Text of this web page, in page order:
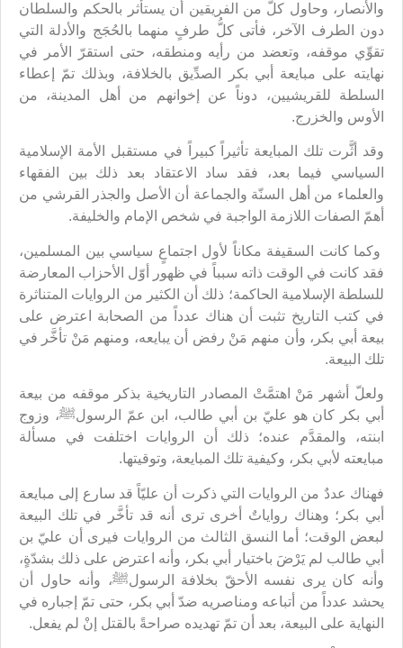
والأنصار، وحاول كلٌّ من الفريقين أن يستأثر بالحكم والسلطان
دون الطرف الآخر، فأتى كلُّ طرفٍ منهما بالحُجَج والأدلة التي
تقوِّي موقفه، وتعضد من رأيه ومنطقه، حتى استقرّ الأمر في
نهايته على مبايعة أبي بكر الصدِّيق بالخلافة، وبذلك تمّ إعطاء
السلطة للقريشيين، دوناً عن إخوانهم من أهل المدينة، من
الأوس والخزرج.
وقد أثَّرت تلك المبايعة تأثيراً كبيراً في مستقبل الأمة الإسلامية
السياسي فيما بعد، فقد ساد الاعتقاد بعد ذلك بين الفقهاء
والعلماء من أهل السنّة والجماعة أن الأصل والجذر القرشي من
أهمّ الصفات اللازمة الواجبة في شخص الإمام والخليفة.
وكما كانت السقيفة مكاناً لأول اجتماعٍ سياسي بين المسلمين،
فقد كانت في الوقت ذاته سبباً في ظهور أوّل الأحزاب المعارضة
للسلطة الإسلامية الحاكمة؛ ذلك أن الكثير من الروايات المتناثرة
في كتب التاريخ تثبت أن هناك عدداً من الصحابة اعترض على
بيعة أبي بكر، وأن منهم مَنْ رفض أن يبايعه، ومنهم مَنْ تأخَّر في
تلك البيعة.
ولعلّ أشهر مَنْ اهتمَّتْ المصادر التاريخية بذكر موقفه من بيعة
أبي بكر كان هو عليّ بن أبي طالب، ابن عمّ الرسولﷺ، وزوج
ابنته، والمقدَّم عنده؛ ذلك أن الروايات اختلفت في مسألة
مبايعته لأبي بكر، وكيفية تلك المبايعة، وتوقيتها.
فهناك عددٌ من الروايات التي ذكرت أن عليّاً قد سارع إلى مبايعة
أبي بكر؛ وهناك رواياتٌ أخرى ترى أنه قد تأخَّر في تلك البيعة
لبعض الوقت؛ أما النسق الثالث من الروايات فيرى أن عليّ بن
أبي طالب لم يَرْضَ باختيار أبي بكر، وأنه اعترض على ذلك بشدّةٍ،
وأنه كان يرى نفسه الأحقّ بخلافة الرسولﷺ، وأنه حاول أن
يحشد عدداً من أتباعه ومناصريه ضدّ أبي بكر، حتى تمّ إجباره في
النهاية على البيعة، بعد أن تمّ تهديده صراحةً بالقتل إنْ لم يفعل.